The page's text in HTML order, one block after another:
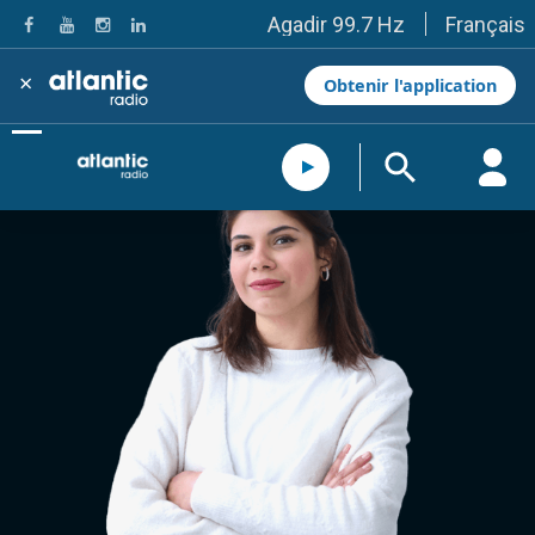
Agadir 99.7 Hz
Tanger 103.3 Hz
Tétouan 87.8 Hz
Fès 98.8 Hz
Meknès 97.2 Hz
El Jadida 97.3
Settat 104,6
Essaouira 96.6
Safi 92.3
Taza 103.0
Taounate 95.6
Tiznit 103.1
SkhourRhamna 92.2
Taroudant 104.9
Guelmim 91.9
Tan-Tan 95.2
Tafraout 104.9
Casablanca 92.5 Hz
Rabat, Salé 106.9 Hz
Marrakech 90.5 Hz
Français
× Obtenir l'application